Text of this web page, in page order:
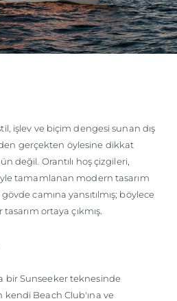
işlev ve biçim dengesi sunan dış
gerçekten öylesine dikkat
değil. Orantılı hoş çizgileri,
tamamlanan modern tasarım
camına yansıtılmış; böylece
ortaya çıkmış.
bir Sunseeker teknesinde
Beach Club'ına ve